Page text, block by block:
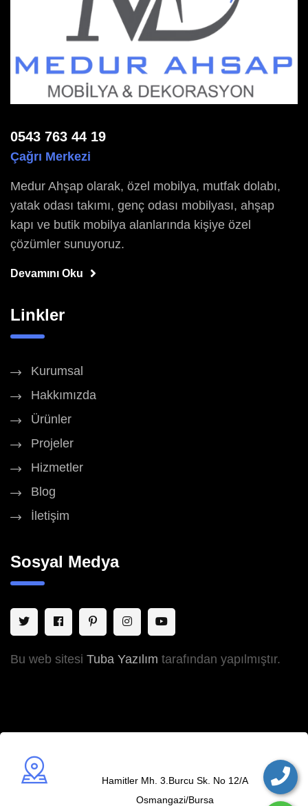
0543 763 44 19
Çağrı Merkezi
Medur Ahşap olarak, özel mobilya, mutfak dolabı,
yatak odası takımı, genç odası mobilyası, ahşap
kapı ve butik mobilya alanlarında kişiye özel
çözümler sunuyoruz.
Devamını Oku
Linkler
Kurumsal
Hakkımızda
Ürünler
Projeler
Hizmetler
Blog
İletişim
Sosyal Medya
Bu web sitesi Tuba Yazılım tarafından yapılmıştır.
Hamitler Mh. 3.Burcu Sk. No 12/A
Osmangazi/Bursa